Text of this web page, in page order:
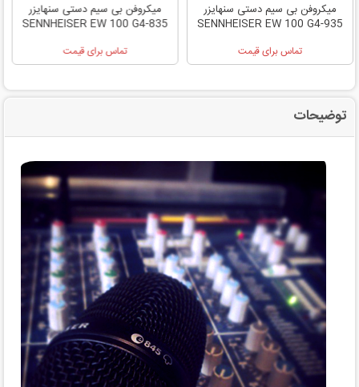
میکروفن بی سیم دستی سنهایزر
SENNHEISER EW 100 G4-835
تماس برای قیمت
میکروفن بی سیم دستی سنهایزر
SENNHEISER EW 100 G4-935
تماس برای قیمت
توضیحات